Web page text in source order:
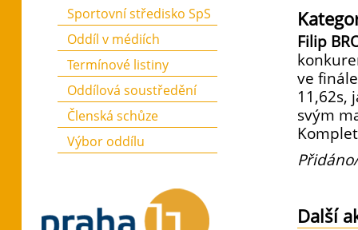
Filip
ve
11,62s,
svým
Další
Sportovní středisko SpS
Oddíl v médiích
Termínové listiny
Oddílová soustředění
Členská schůze
Výbor oddílu